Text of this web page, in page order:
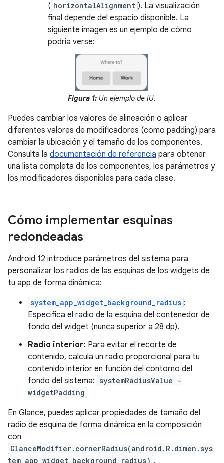
( horizontalAlignment ). La visualización
final depende del espacio disponible. La
siguiente imagen es un ejemplo de cómo
podría verse:
Figura 1: Un ejemplo de IU.
Puedes cambiar los valores de alineación o aplicar
diferentes valores de modificadores (como padding) para
cambiar la ubicación y el tamaño de los componentes.
Consulta la documentación de referencia para obtener
una lista completa de los componentes, los parámetros y
los modificadores disponibles para cada clase.
Cómo implementar esquinas
redondeadas
Android 12 introduce parámetros del sistema para
personalizar los radios de las esquinas de los widgets de
tu app de forma dinámica:
system_app_widget_background_radius :
Especifica el radio de la esquina del contenedor de
fondo del widget (nunca superior a 28 dp).
Radio interior: Para evitar el recorte de
contenido, calcula un radio proporcional para tu
contenido interior en función del contorno del
fondo del sistema: systemRadiusValue -
widgetPadding
En Glance, puedes aplicar propiedades de tamaño del
radio de esquina de forma dinámica en la composición
con
GlanceModifier.cornerRadius(android.R.dimen.sys
tem_app_widget_background_radius) .